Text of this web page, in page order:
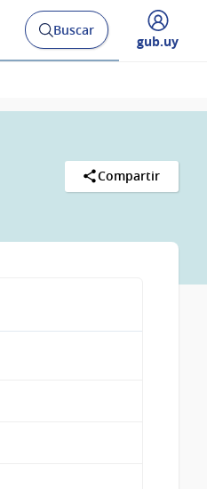
Abrir
buscador
Buscar
Desplegar
gub.uy
Compartir